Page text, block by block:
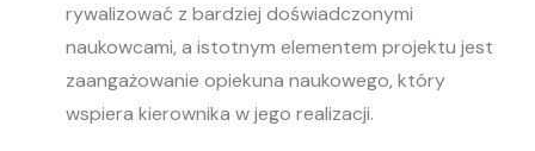
rywalizować z bardziej doświadczonymi
naukowcami, a istotnym elementem projektu jest
zaangażowanie opiekuna naukowego, który
wspiera kierownika w jego realizacji.